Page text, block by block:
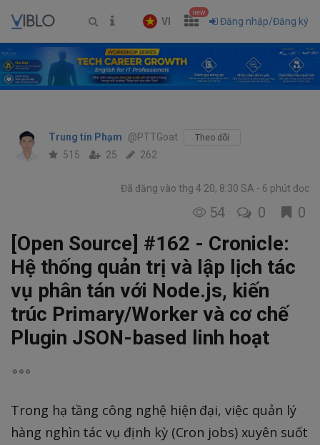
VI
new
Đăng nhập/Đăng ký
Trung tín Phạm @PTTGoat Theo dõi
515 25 262
Đã đăng vào thg 4 20, 8:30 SA 6 phút đọc
54 0 0
[Open Source] #162 - Cronicle:
Hệ thống quản trị và lập lịch tác
vụ phân tán với Node.js, kiến
trúc Primary/Worker và cơ chế
Plugin JSON-based linh hoạt
Trong hạ tầng công nghệ hiện đại, việc quản lý
hàng nghìn tác vụ định kỳ (Cron jobs) xuyên suốt